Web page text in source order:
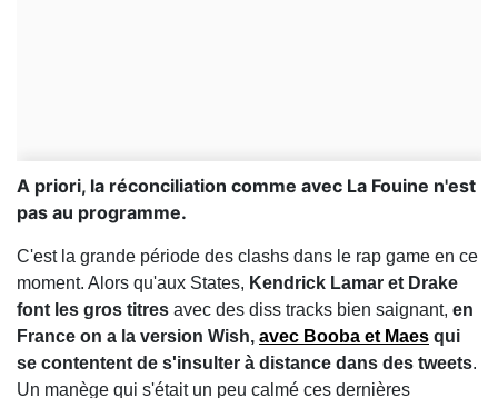
A priori, la réconciliation comme avec La Fouine n'est
pas au programme.
C'est la grande période des clashs dans le rap game en ce
moment. Alors qu'aux States, Kendrick Lamar et Drake
font les gros titres avec des diss tracks bien saignant, en
France on a la version Wish, avec Booba et Maes qui
se contentent de s'insulter à distance dans des tweets.
Un manège qui s'était un peu calmé ces dernières